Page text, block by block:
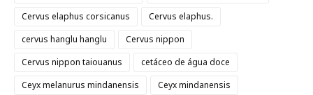
Cervus elaphus corsicanus
Cervus elaphus.
cervus hanglu hanglu
Cervus nippon
Cervus nippon taiouanus
cetáceo de água doce
Ceyx melanurus mindanensis
Ceyx mindanensis